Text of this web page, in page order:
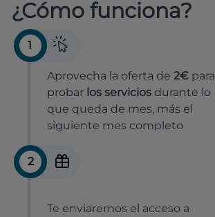
¿Cómo funciona?
1
Aprovecha la oferta de 2€ para
probar los servicios durante lo
que queda de mes, más el
siguiente mes completo
2
Te enviaremos el acceso a